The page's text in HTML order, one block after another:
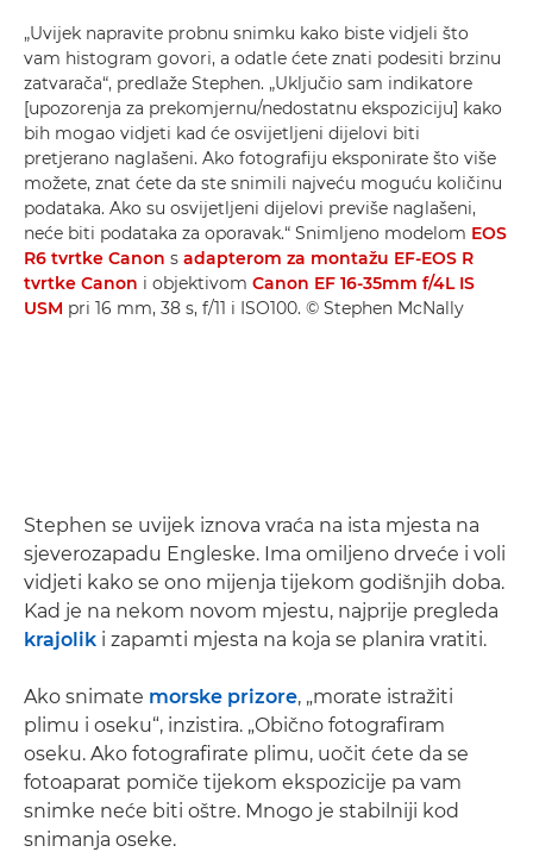
„Uvijek napravite probnu snimku kako biste vidjeli što
vam histogram govori, a odatle ćete znati podesiti brzinu
zatvarača“, predlaže Stephen. „Uključio sam indikatore
[upozorenja za prekomjernu/nedostatnu ekspoziciju] kako
bih mogao vidjeti kad će osvijetljeni dijelovi biti
pretjerano naglašeni. Ako fotografiju eksponirate što više
možete, znat ćete da ste snimili najveću moguću količinu
podataka. Ako su osvijetljeni dijelovi previše naglašeni,
neće biti podataka za oporavak.“ Snimljeno modelom EOS
R6 tvrtke Canon s adapterom za montažu EF-EOS R
tvrtke Canon i objektivom Canon EF 16-35mm f/4L IS
USM pri 16 mm, 38 s, f/11 i ISO100. © Stephen McNally
Stephen se uvijek iznova vraća na ista mjesta na
sjeverozapadu Engleske. Ima omiljeno drveće i voli
vidjeti kako se ono mijenja tijekom godišnjih doba.
Kad je na nekom novom mjestu, najprije pregleda
krajolik i zapamti mjesta na koja se planira vratiti.
Ako snimate morske prizore, „morate istražiti
plimu i oseku“, inzistira. „Obično fotografiram
oseku. Ako fotografirate plimu, uočit ćete da se
fotoaparat pomiče tijekom ekspozicije pa vam
snimke neće biti oštre. Mnogo je stabilniji kod
snimanja oseke.